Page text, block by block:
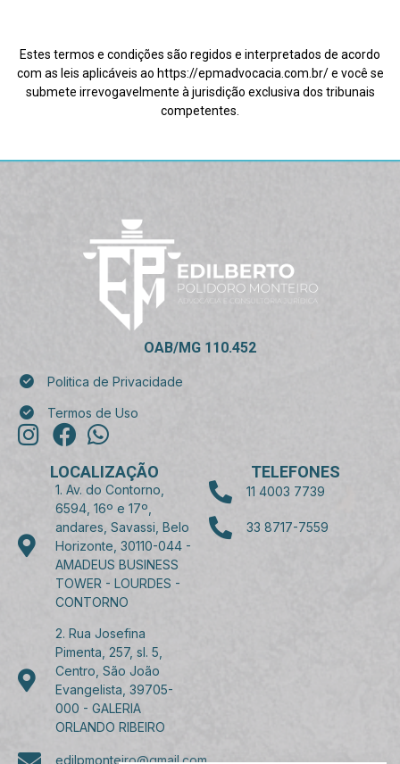
Estes termos e condições são regidos e interpretados de acordo
com as leis aplicáveis ao https://epmadvocacia.com.br/ e você se
submete irrevogavelmente à jurisdição exclusiva dos tribunais
competentes.
OAB/MG 110.452
Politica de Privacidade
Termos de Uso
LOCALIZAÇÃO
1. Av. do Contorno,
6594, 16º e 17º,
andares, Savassi, Belo
Horizonte, 30110-044 -
AMADEUS BUSINESS
TOWER - LOURDES -
CONTORNO
2. Rua Josefina
Pimenta, 257, sl. 5,
Centro, São João
Evangelista, 39705-
000 - GALERIA
ORLANDO RIBEIRO
edilpmonteiro@gmail.com
TELEFONES
11 4003 7739
33 8717-7559